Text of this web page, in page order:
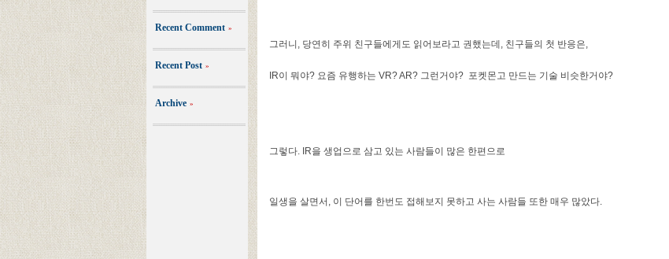
Recent Comment »
Recent Post »
Archive »
그러니, 당연히 주위 친구들에게도 읽어보라고 권했는데, 친구들의 첫 반응은,
IR이 뭐야? 요즘 유행하는 VR? AR? 그런거야? 포켓몬고 만드는 기술 비슷한거야?
그렇다. IR을 생업으로 삼고 있는 사람들이 많은 한편으로
일생을 살면서, 이 단어를 한번도 접해보지 못하고 사는 사람들 또한 매우 많았다.